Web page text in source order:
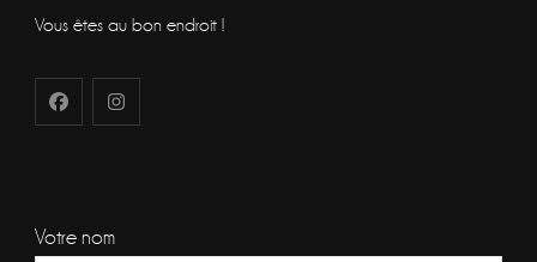
Vous êtes au bon endroit !
Votre nom